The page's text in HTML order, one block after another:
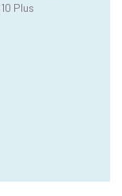
Plus